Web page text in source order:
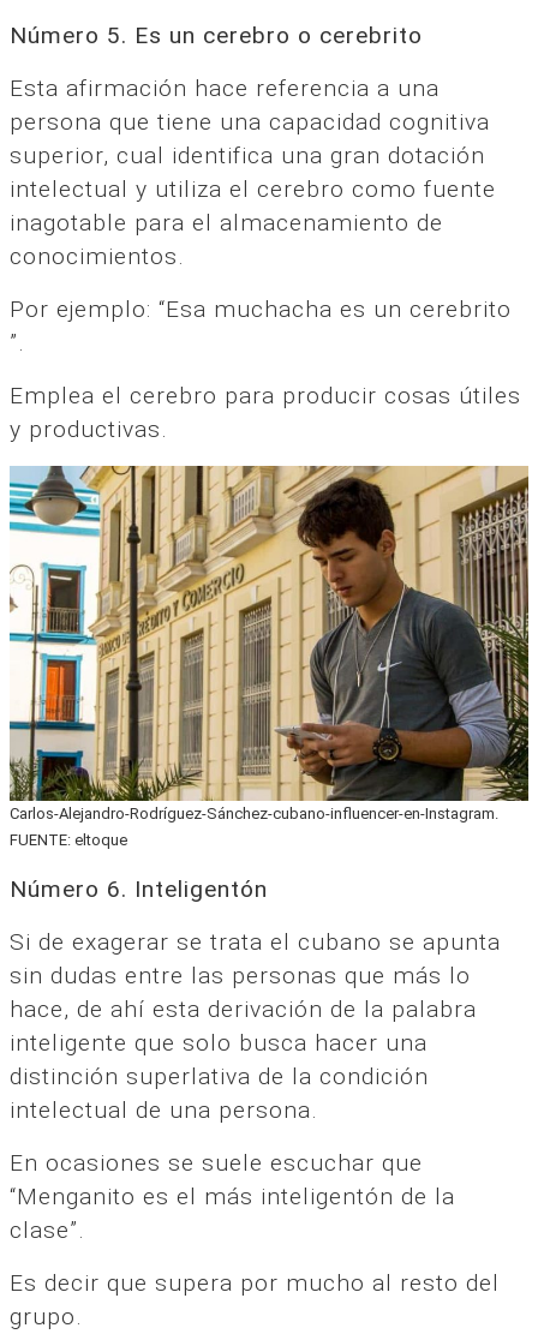
Número 5. Es un cerebro o cerebrito
Esta afirmación hace referencia a una
persona que tiene una capacidad cognitiva
superior, cual identifica una gran dotación
intelectual y utiliza el cerebro como fuente
inagotable para el almacenamiento de
conocimientos.
Por ejemplo: “Esa muchacha es un cerebrito
”.
Emplea el cerebro para producir cosas útiles
y productivas.
Carlos-Alejandro-Rodríguez-Sánchez-cubano-influencer-en-Instagram.
FUENTE: eltoque
Número 6. Inteligentón
Si de exagerar se trata el cubano se apunta
sin dudas entre las personas que más lo
hace, de ahí esta derivación de la palabra
inteligente que solo busca hacer una
distinción superlativa de la condición
intelectual de una persona.
En ocasiones se suele escuchar que
“Menganito es el más inteligentón de la
clase”.
Es decir que supera por mucho al resto del
grupo.